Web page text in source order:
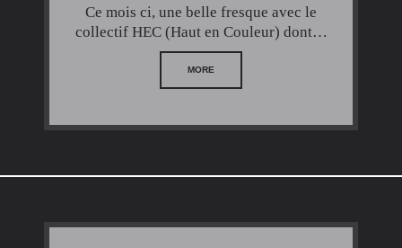
Ce mois ci, une belle fresque avec le
collectif HEC (Haut en Couleur) dont…
MORE